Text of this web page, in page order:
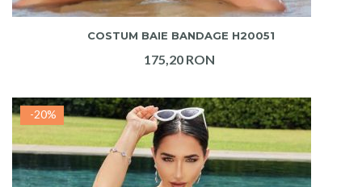
ADAUGA IN COS
COSTUM BAIE BANDAGE H20051
175,20 RON
-20%